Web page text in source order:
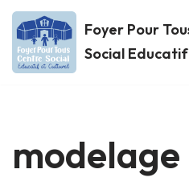
Aller
au
Foyer Pour
Social
modelage